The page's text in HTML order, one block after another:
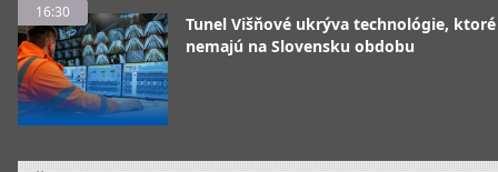
16:30
Tunel Višňové ukrýva technológie, ktoré
nemajú na Slovensku obdobu